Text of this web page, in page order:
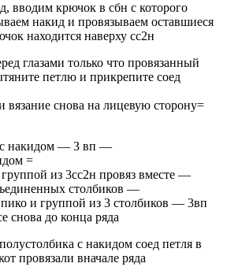
вводим крючок в сбн с которого
накид и провязываем оставшиеся
находится наверху сс2н
глазами только что провязанный
петлю и прикрепите соед
вязание снова на лицевую сторону=
с накидом — 3 вп —
=
из 3сс2н провяз вместе —
столбиков —
и группой из 3 столбиков — 3вп
до конца ряда
с накидом соед петля в
провязали вначале ряда